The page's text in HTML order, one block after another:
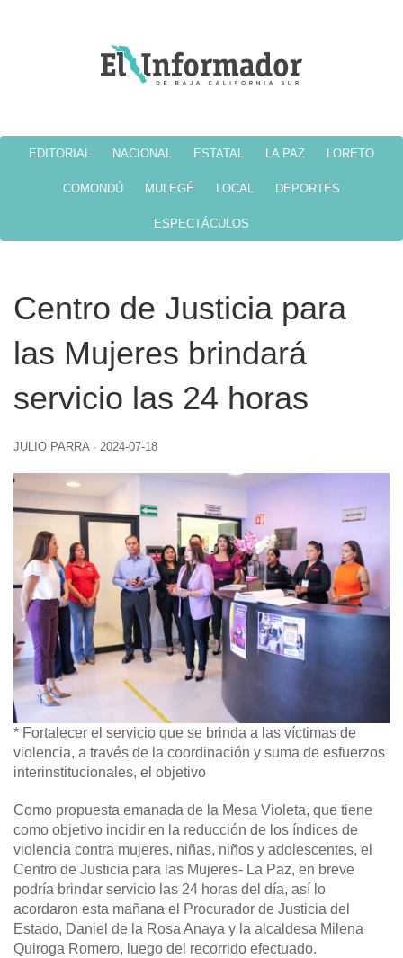
EDITORIAL NACIONAL ESTATAL LA PAZ LORETO
COMONDÚ MULEGÉ LOCAL DEPORTES
ESPECTÁCULOS
Centro de Justicia para
las Mujeres brindará
servicio las 24 horas
JULIO PARRA · 2024-07-18
* Fortalecer el servicio que se brinda a las víctimas de
violencia, a través de la coordinación y suma de esfuerzos
interinstitucionales, el objetivo
Como propuesta emanada de la Mesa Violeta, que tiene
como objetivo incidir en la reducción de los índices de
violencia contra mujeres, niñas, niños y adolescentes, el
Centro de Justicia para las Mujeres- La Paz, en breve
podría brindar servicio las 24 horas del día, así lo
acordaron esta mañana el Procurador de Justicia del
Estado, Daniel de la Rosa Anaya y la alcaldesa Milena
Quiroga Romero, luego del recorrido efectuado.